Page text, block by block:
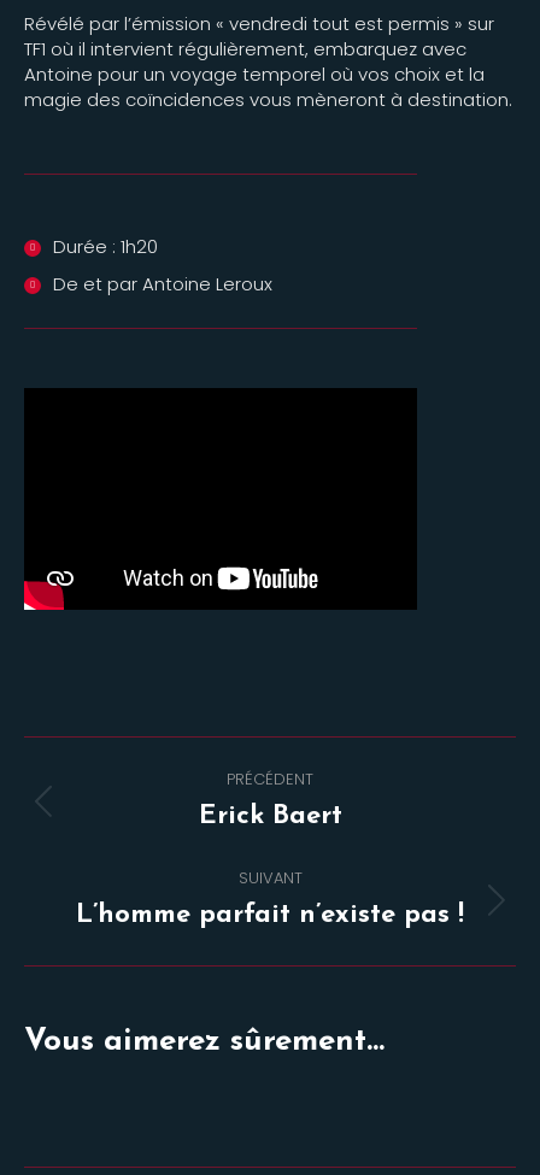
Révélé par l’émission « vendredi tout est permis » sur
TF1 où il intervient régulièrement, embarquez avec
Antoine pour un voyage temporel où vos choix et la
magie des coïncidences vous mèneront à destination.
Durée : 1h20
De et par Antoine Leroux
de
PRÉCÉDENT
Onglet
Erick Baert
SUIVANT
Projets
L’homme parfait n’existe pas !
Vous aimerez sûrement...